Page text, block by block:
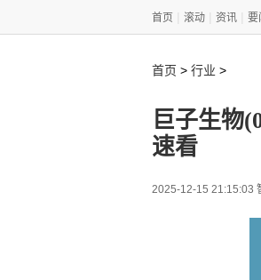
首页 滚动 资讯 要
首页 > 行业 >
巨子生物
速看
2025-12-15 21:15:03